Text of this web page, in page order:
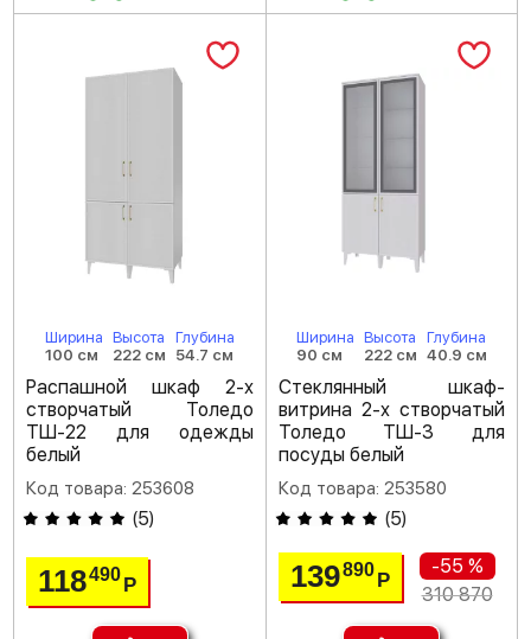
Ширина
100 см
Высота
222 см
Глубина
54.7 см
Распашной шкаф 2-х
створчатый Толедо
ТШ-22 для одежды
белый
Код товара: 253608
(5)
118490Р
Ширина
90 см
Высота
222 см
Глубина
40.9 см
Стеклянный шкаф-
витрина 2-х створчатый
Толедо ТШ-3 для
посуды белый
Код товара: 253580
(5)
139890 Р
-55 %
310 870